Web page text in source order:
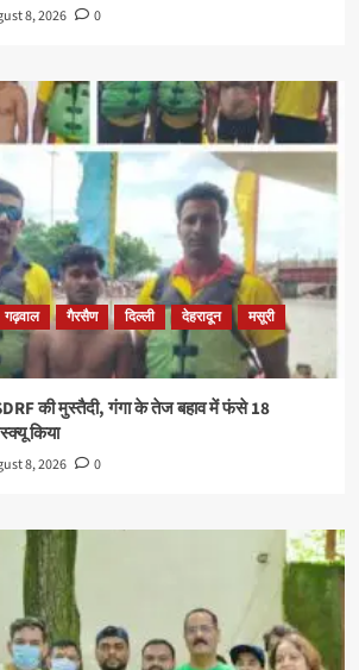
8, 2026 0
गढ़वाल गैरसैण दिल्ली देहरादून
मसूरी
की मुस्तैदी, गंगा के तेज बहाव में फंसे 18
किया
8, 2026 0